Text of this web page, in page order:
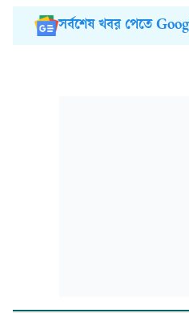
সর্বশেষ খবর পেতে